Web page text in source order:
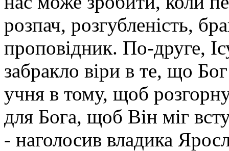
розпач, розгубленість,
проповідник. По-друге,
забракло віри в те, що
учня в тому, щоб
для Бога, щоб Він міг
- наголосив владика